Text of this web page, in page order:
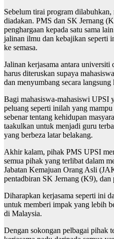
Sebelum tirai program
diadakan. PMS dan SK Jernang
penghargaan kepada satu sama
jalinan ilmu dan kebajikan seperti
ke semasa.
Jalinan kerjasama antara
harus diteruskan supaya
dan menyumbang secara
Bagi mahasiswa-mahasiswi UPSI
peluang seperti inilah yang
sebenar tentang kehidupan
taakulkan untuk menjadi guru
yang berbeza latar belakang.
Akhir kalam, pihak PMS UPSI
semua pihak yang terlibat dalam
Jabatan Kemajuan Orang Asli
pentadbiran SK Jernang (K9), dan
Diharapkan kerjasama seperti ini
untuk memberi impak yang lebih
di Malaysia.
Dengan sokongan pelbagai pihak